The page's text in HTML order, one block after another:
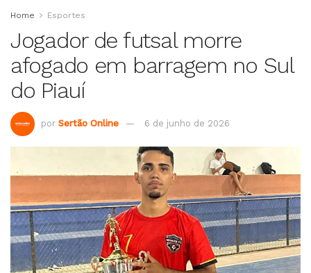
Home Esportes
Jogador de futsal morre
afogado em barragem no Sul
do Piauí
por Sertão Online 6 de junho de 2026